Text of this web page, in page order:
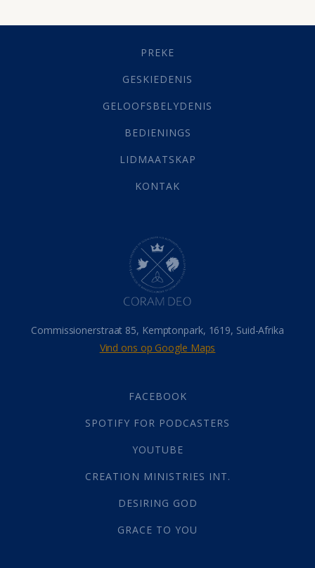
Geestelike Groei(10)
(21)
Grys Areas(4)
Lewensdoel(3)
Selfondersoek(1)
Werk(22)
(142)
Hemel (31)
Israel (14)
Millennium(1)
Oordeelsdag(19)
Verheerlikte liggaam
Wederkoms
(27)
Gebed(87)
Die Onse Vader(12)
God(392)
Afgode(23)
Almag(1)
Alomteenwoordig
Alwetendheid (1)
PREKE
GESKIEDENIS
GELOOFSBELYDENIS
BEDIENINGS
LIDMAATSKAP
KONTAK
Commissionerstraat 85, Kemptonpark, 1619, Suid-Afrika
Vind ons op Google Maps
FACEBOOK
SPOTIFY FOR PODCASTERS
YOUTUBE
CREATION MINISTRIES INT.
DESIRING GOD
GRACE TO YOU